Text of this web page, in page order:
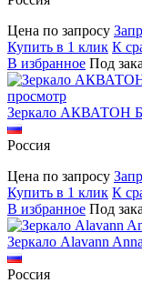
Цена по запросу
Купить в 1 клик К
В избранное Под
просмотр
Зеркало АКВАТОН
Россия
Цена по запросу
Купить в 1 клик К
В избранное Под
Зеркало Alavann
Россия